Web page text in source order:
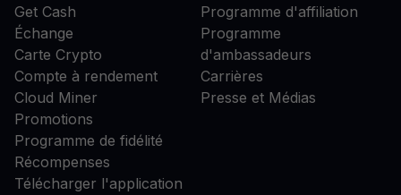
Get Cash
Échange
Carte Crypto
Compte à rendement
Cloud Miner
Promotions
Programme de fidélité
Récompenses
Télécharger l'application
Programme d'affiliation
Programme
d'ambassadeurs
Carrières
Presse et Médias